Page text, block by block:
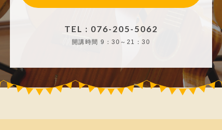
TEL : 076-205-5062
開講時間 9：30～21：30